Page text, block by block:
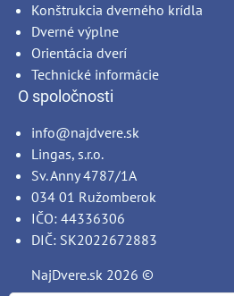
Konštrukcia dverného krídla
Dverné výplne
Orientácia dverí
Technické informácie
O spoločnosti
info@najdvere.sk
Lingas, s.r.o.
Sv. Anny 4787/1A
034 01 Ružomberok
IČO: 44336306
DIČ: SK2022672883
NajDvere.sk 2026 ©